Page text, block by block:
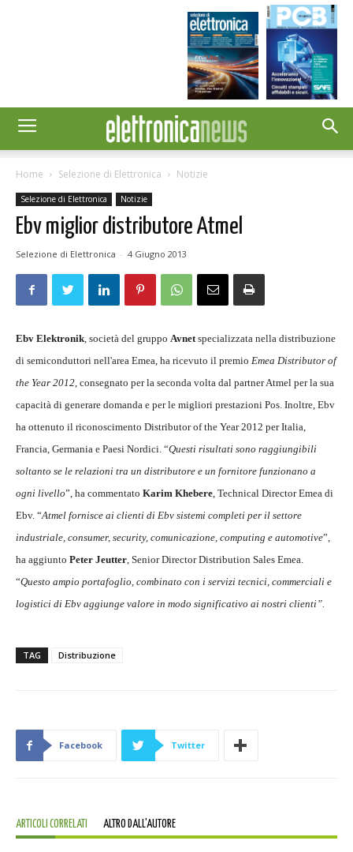
Home Selezione di Elettronica Notizie
Selezione di Elettronica Notizie
Ebv miglior distributore Atmel
Selezione di Elettronica - 4 Giugno 2013
Ebv Elektronik, società del gruppo Avnetspecializzata nella distribuzione
di semiconduttori nell'area Emea, ha ricevuto il premio Emea Distributor of
the Year 2012, consegnato per la seconda volta dal partner Atmel per la sua
capacità di generare domanda e per le migliori prestazioni Pos. Inoltre, Ebv
ha ottenuto il riconoscimento Distributor of the Year 2012 per Italia,
Francia, Germania e Paesi Nordici. “Questi risultati sono raggiungibili
soltanto se le relazioni tra un distributore e un fornitore funzionano a
ogni livello”, ha commentato Karim Khebere, Technical Director Emea di
Ebv. “Atmel fornisce ai clienti di Ebv sistemi completi per il settore
industriale, consumer, security, comunicazione, computing e automotive”,
ha aggiunto Peter Jeutter, Senior Director Distribution Sales Emea.
“Questo ampio portafoglio, combinato con i servizi tecnici, commerciali e
logistici di Ebv aggiunge valore in modo significativo ai nostri clienti”.
TAG Distribuzione
Facebook Twitter
ARTICOLI CORRELATI ALTRO DALL'AUTORE